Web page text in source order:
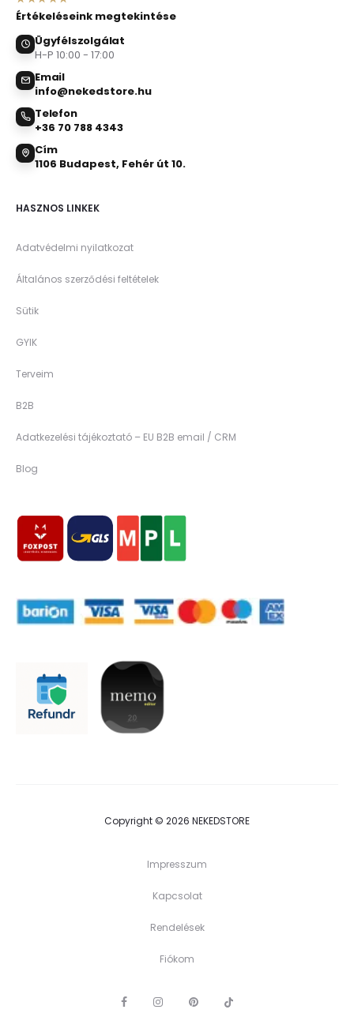
Értékeléseink megtekintése
Ügyfélszolgálat
H-P 10:00 - 17:00
Email
info@nekedstore.hu
Telefon
+36 70 788 4343
Cím
1106 Budapest, Fehér út 10.
HASZNOS LINKEK
Adatvédelmi nyilatkozat
Általános szerződési feltételek
Sütik
GYIK
Terveim
B2B
Adatkezelési tájékoztató – EU B2B email / CRM
Blog
Copyright © 2026 NEKEDSTORE
Impresszum
Kapcsolat
Rendelések
Fiókom
F
I
P